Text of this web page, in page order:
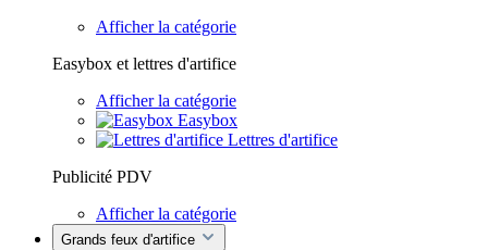
Afficher la catégorie
Easybox et lettres d'artifice
Afficher la catégorie
Easybox
Lettres d'artifice
Publicité PDV
Afficher la catégorie
Grands feux d'artifice